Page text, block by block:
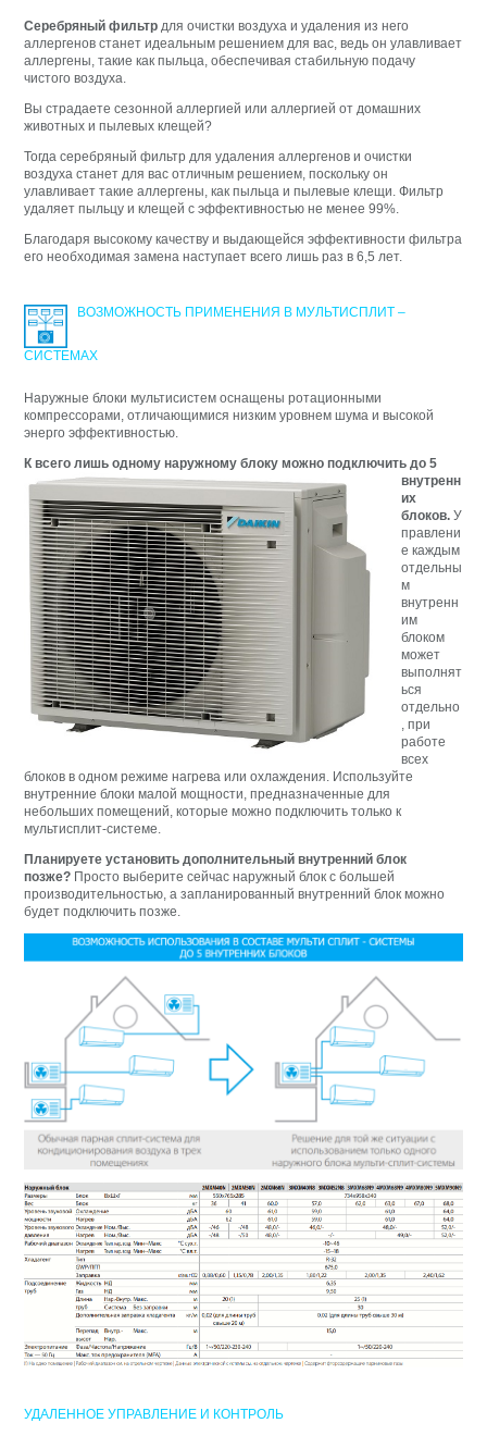
Серебряный фильтр для очистки воздуха и удаления из него
аллергенов станет идеальным решением для вас, ведь он улавливает
аллергены, такие как пыльца, обеспечивая стабильную подачу
чистого воздуха.
Вы страдаете сезонной аллергией или аллергией от домашних
животных и пылевых клещей?
Тогда серебряный фильтр для удаления аллергенов и очистки
воздуха станет для вас отличным решением, поскольку он
улавливает такие аллергены, как пыльца и пылевые клещи. Фильтр
удаляет пыльцу и клещей с эффективностью не менее 99%.
Благодаря высокому качеству и выдающейся эффективности фильтра
его необходимая замена наступает всего лишь раз в 6,5 лет.
ВОЗМОЖНОСТЬ ПРИМЕНЕНИЯ В МУЛЬТИСПЛИТ –
СИСТЕМАХ
Наружные блоки мультисистем оснащены ротационными
компрессорами, отличающимися низким уровнем шума и высокой
энерго эффективностью.
К всего лишь одному наружному блоку можно подключить до 5
внутренн
их
блоков.У
правлени
е каждым
отдельны
м
внутренн
им
блоком
может
выполнят
ься
отдельно
, при
работе
всех
блоков в одном режиме нагрева или охлаждения. Используйте
внутренние блоки малой мощности, предназначенные для
небольших помещений, которые можно подключить только к
мультисплит-системе.
Планируете установить дополнительный внутренний блок
позже? Просто выберите сейчас наружный блок с большей
производительностью, а запланированный внутренний блок можно
будет подключить позже.
УДАЛЕННОЕ УПРАВЛЕНИЕ И КОНТРОЛЬ